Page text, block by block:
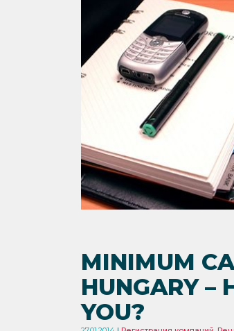
MINIMUM
HUNGARY –
YOU?